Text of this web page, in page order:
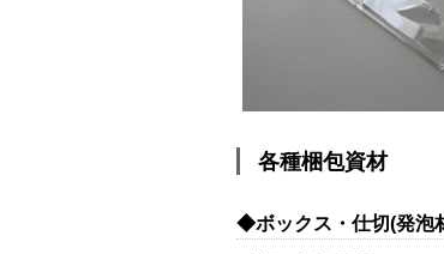
各種梱包資材
◆ボックス・仕切(発泡